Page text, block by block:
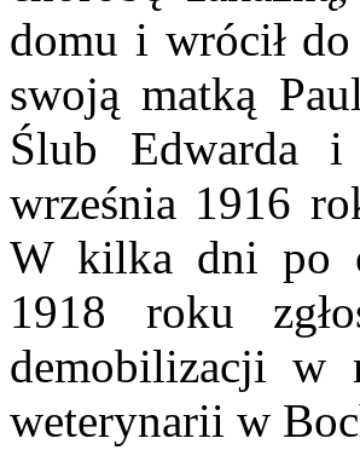
domu i wrócił
swoją matką
Ślub Edwarda i
września 1916
W kilka dni po
1918 roku
demobilizacji w
weterynarii w